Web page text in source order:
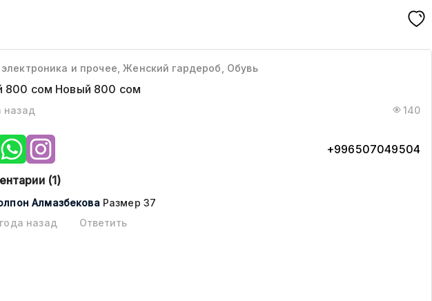
и прочее, Женский гардероб, Обувь
800 сом Новый 800 сом
назад 140
+996507049504
(1)
Алмазбекова Размер 37
назад
Ответить